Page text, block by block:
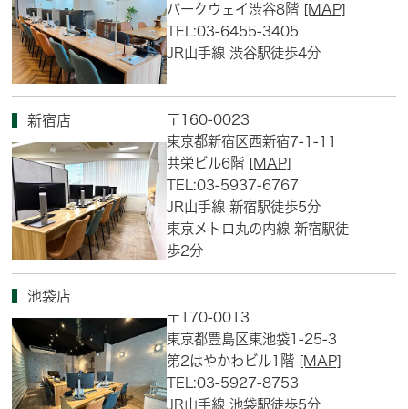
パークウェイ渋谷8階 [MAP]
TEL:03-6455-3405
JR山手線 渋谷駅徒歩4分
新宿店
〒160-0023
東京都新宿区西新宿7-1-11
共栄ビル6階 [MAP]
TEL:03-5937-6767
JR山手線 新宿駅徒歩5分
東京メトロ丸の内線 新宿駅徒
歩2分
池袋店
〒170-0013
東京都豊島区東池袋1-25-3
第2はやかわビル1階 [MAP]
TEL:03-5927-8753
JR山手線 池袋駅徒歩5分